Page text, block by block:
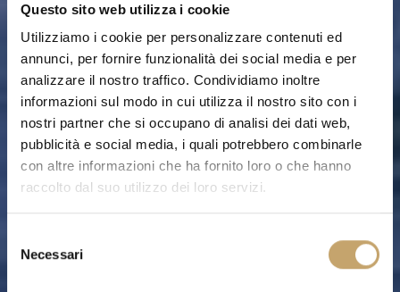
Questo sito web utilizza i cookie
Utilizziamo i cookie per personalizzare contenuti ed
annunci, per fornire funzionalità dei social media e per
analizzare il nostro traffico. Condividiamo inoltre
informazioni sul modo in cui utilizza il nostro sito con i
nostri partner che si occupano di analisi dei dati web,
pubblicità e social media, i quali potrebbero combinarle
con altre informazioni che ha fornito loro o che hanno
raccolto dal suo utilizzo dei loro servizi.
Necessari